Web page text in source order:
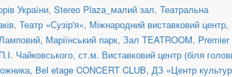
України, Stereo Plaza_малий зал, Театральна
, Театр «Сузір'я», Міжнародний виставковий центр,
, Маріїнський парк, Зал TEATROOM,
Чайковського, ст.м. Виставковий центр (біля
, Bel etage CONCERT CLUB, ДЗ «Центр